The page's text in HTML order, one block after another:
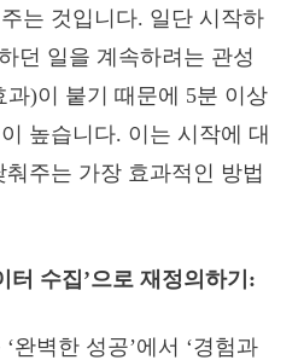
는 것입니다. 일단 시작하
던 일을 계속하려는 관성
과)이 붙기 때문에 5분 이상
높습니다. 이는 시작에 대
주는 가장 효과적인 방법
터 수집’으로 재정의하기:
완벽한 성공’에서 ‘경험과